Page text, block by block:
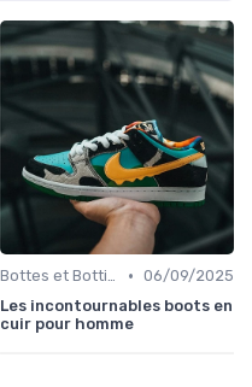
Bottes et Bottines • 06/09/2025
Les incontournables boots en
cuir pour homme